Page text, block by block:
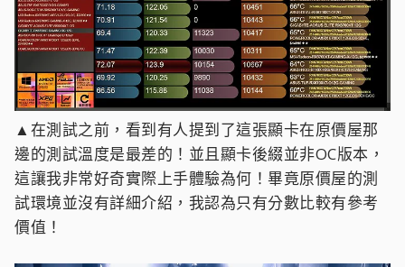
▲在測試之前，看到有人提到了這張顯卡在原價屋那
邊的測試溫度是最差的！並且顯卡後綴並非OC版本，
這讓我非常好奇實際上手體驗為何！畢竟原價屋的測
試環境並沒有詳細介紹，我認為只有分數比較有參考
價值！